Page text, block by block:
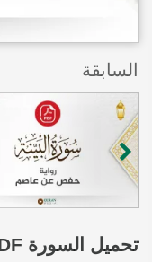
السابقة
تحميل السورة